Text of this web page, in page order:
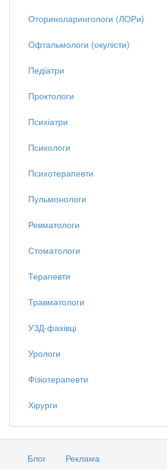
Оториноларингологи (ЛОРи)
Офтальмологи (окулісти)
Педіатри
Проктологи
Психіатри
Психологи
Психотерапевти
Пульмонологи
Ревматологи
Стоматологи
Терапевти
Травматологи
УЗД-фахівці
Урологи
Фізіотерапевти
Хірурги
Блог Реклама